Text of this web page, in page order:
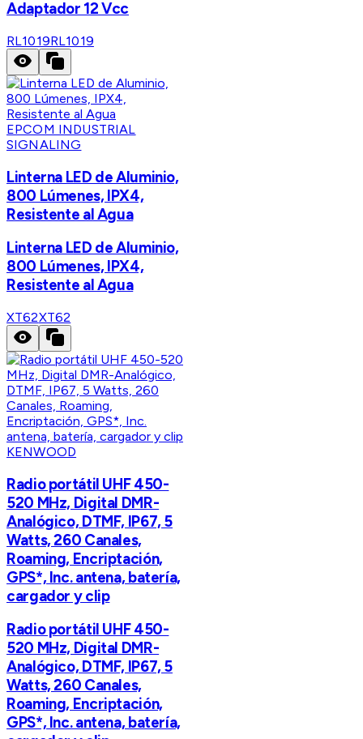
Adaptador 12 Vcc
RL1019RL1019
EPCOM INDUSTRIAL
SIGNALING
Linterna LED de Aluminio,
800 Lúmenes, IPX4,
Resistente al Agua
Linterna LED de Aluminio,
800 Lúmenes, IPX4,
Resistente al Agua
XT62XT62
KENWOOD
Radio portátil UHF 450-
520 MHz, Digital DMR-
Analógico, DTMF, IP67, 5
Watts, 260 Canales,
Roaming, Encriptación,
GPS*, Inc. antena, batería,
cargador y clip
Radio portátil UHF 450-
520 MHz, Digital DMR-
Analógico, DTMF, IP67, 5
Watts, 260 Canales,
Roaming, Encriptación,
GPS*, Inc. antena, batería,